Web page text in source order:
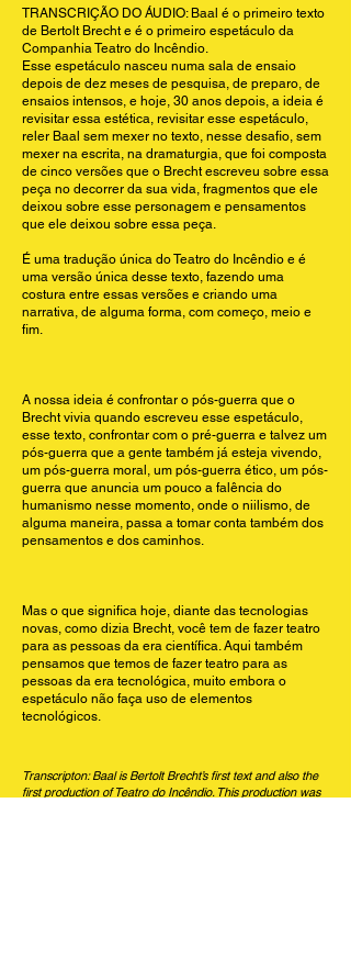
TRANSCRIÇÃO DO ÁUDIO: Baal é o primeiro texto
de Bertolt Brecht e é o primeiro espetáculo da
Companhia Teatro do Incêndio.
Esse espetáculo nasceu numa sala de ensaio
depois de dez meses de pesquisa, de preparo, de
ensaios intensos, e hoje, 30 anos depois, a ideia é
revisitar essa estética, revisitar esse espetáculo,
reler Baal sem mexer no texto, nesse desafio, sem
mexer na escrita, na dramaturgia, que foi composta
de cinco versões que o Brecht escreveu sobre essa
peça no decorrer da sua vida, fragmentos que ele
deixou sobre esse personagem e pensamentos
que ele deixou sobre essa peça.
É uma tradução única do Teatro do Incêndio e é
uma versão única desse texto, fazendo uma
costura entre essas versões e criando uma
narrativa, de alguma forma, com começo, meio e
fim.
A nossa ideia é confrontar o pós-guerra que o
Brecht vivia quando escreveu esse espetáculo,
esse texto, confrontar com o pré-guerra e talvez um
pós-guerra que a gente também já esteja vivendo,
um pós-guerra moral, um pós-guerra ético, um pós-
guerra que anuncia um pouco a falência do
humanismo nesse momento, onde o niilismo, de
alguma maneira, passa a tomar conta também dos
pensamentos e dos caminhos.
Mas o que significa hoje, diante das tecnologias
novas, como dizia Brecht, você tem de fazer teatro
para as pessoas da era científica. Aqui também
pensamos que temos de fazer teatro para as
pessoas da era tecnológica, muito embora o
espetáculo não faça uso de elementos
tecnológicos.
Transcripton: Baal is Bertolt Brecht’s first text and also the
first production of Teatro do Incêndio. This production was